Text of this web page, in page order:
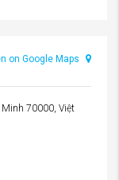
on Google Maps
70000, Việt